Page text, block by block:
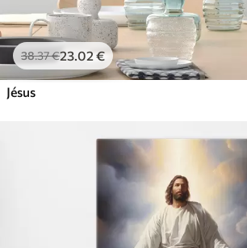
38.37€23.02 €
Jésus